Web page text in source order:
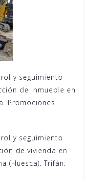
y seguimiento
de inmueble en
Promociones
y seguimiento
de vivienda en
(Huesca). Trifán.